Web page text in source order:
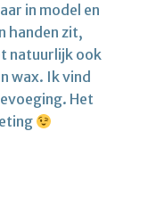
in model en
handen zit,
natuurlijk ook
wax. Ik vind
Het